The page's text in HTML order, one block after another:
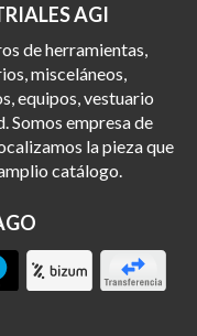
AGI
de herramientas,
misceláneos,
equipos, vestuario
Somos empresa de
la pieza que
catálogo.